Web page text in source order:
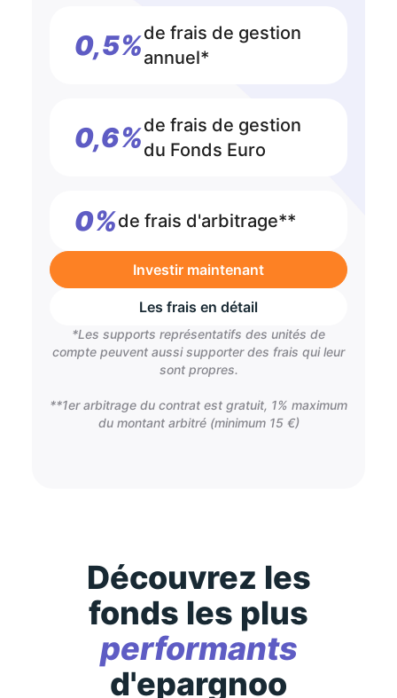
0,5%de frais de gestion
annuel*
0,6%de frais de gestion
du Fonds Euro
0%de frais d'arbitrage**
Investir maintenant
Les frais en détail
*Les supports représentatifs des unités de
compte peuvent aussi supporter des frais qui leur
sont propres.
**1er arbitrage du contrat est gratuit, 1% maximum
du montant arbitré (minimum 15 €)
Découvrez les
fonds les plus
performants
d'epargnoo